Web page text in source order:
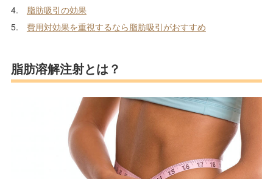
VASER 4D Sculpt(ベイザー4D彫刻)認定医
4. 脂肪吸引の効果
5. 費用対効果を重視するなら脂肪吸引がおすすめ
脂肪溶解注射とは？